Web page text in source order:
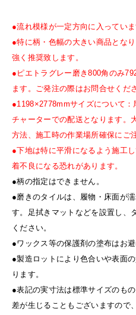
●流れ模様が一定方向に入っていま
●特に柄・色幅の大きい商品とな
強く推奨致します。
●ピエトラグレー磨き800角のみ
ます。ご発注の際はお問合せくだ
●1198×2778mmサイズについて
チャーターでの配送となります。
方法、施工時の作業場所確保にご
●下地は特に平滑になるよう施工
着不良になる恐れがあります。
●柄の指定はできません。
●磨きのタイルは、履物・床面が
す。足拭きマットなどを設置し、
ください。
●ワックス等の保護剤の塗布はお避
●製造ロットにより色合いや表面
ります。
●表記の実寸法は標準サイズのも
差が生じることもございますので